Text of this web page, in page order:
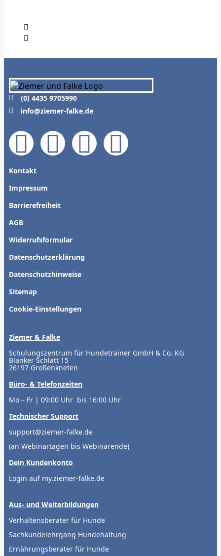
(0) 4435 9705990
info@ziemer-falke.de
Kontakt
Impressum
Barrierefreiheit
AGB
Widerrufsformular
Datenschutzerklärung
Datenschutzhinweise
Sitemap
Cookie-Einstellungen
Ziemer & Falke
Schulungszentrum für Hundetrainer GmbH & Co. KG
Blanker Schlatt 15
26197 Großenkneten
Büro- & Telefonzeiten
Mo – Fr | 09:00 Uhr bis 16:00 Uhr
Technischer Support
support@ziemer-falke.de
(an Webinartagen bis Webinarende)
Dein Kundenkonto
Login auf my.ziemer-falke.de
Aus- und Weiterbildungen
Verhaltensberater für Hunde
Sachkundelehrgang Hundehaltung
Ernährungsberater für Hunde